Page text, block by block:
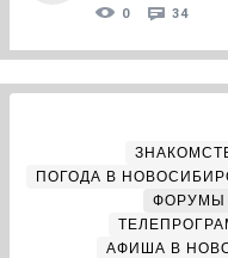
0 34
ПОГОДА В
ФОРУМЫ
АФИША В